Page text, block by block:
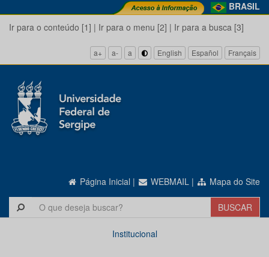
BRASIL
Ir para o conteúdo [1] | Ir para o menu [2] | Ir para a busca [3]
a+ a- a English Español Français
Página Inicial | WEBMAIL | Mapa do Site
Institucional